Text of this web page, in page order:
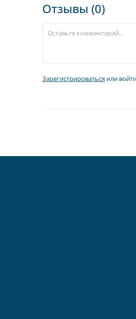
Отзывы (0)
Зарегистрироваться или